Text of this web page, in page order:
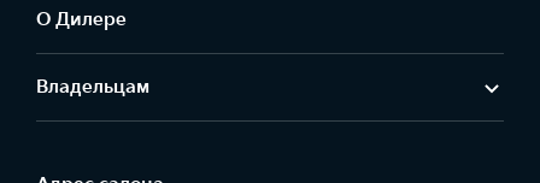
О Дилере
Владельцам